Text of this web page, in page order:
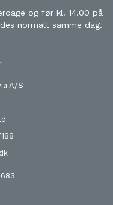
og før kl. 14.00 på
normalt samme dag.
A/S